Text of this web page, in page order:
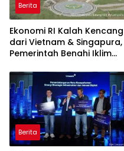
Berita
Ekonomi RI Kalah Kencang
dari Vietnam & Singapura,
Pemerintah Benahi Iklim
Berita